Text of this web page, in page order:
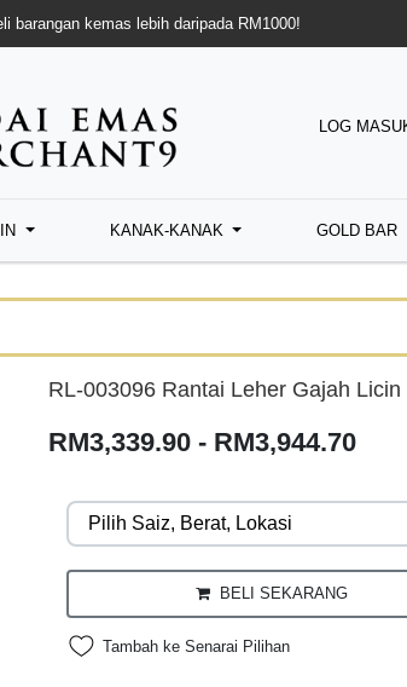
barangan kemas lebih daripada RM1000!
LOG
KANAK-KANAK GOLD BAR
RL-003096 Rantai Leher Gajah
RM3,339.90 - RM3,944.70
BELI SEKARANG
Tambah ke Senarai Pilihan